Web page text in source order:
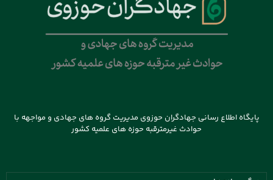
پایگاه اطلاع رسانی جهادگران حوزوی مدیریت گروه های جهادی و مواجهه با
حوادث غیرمترقبه حوزه های علمیه کشور